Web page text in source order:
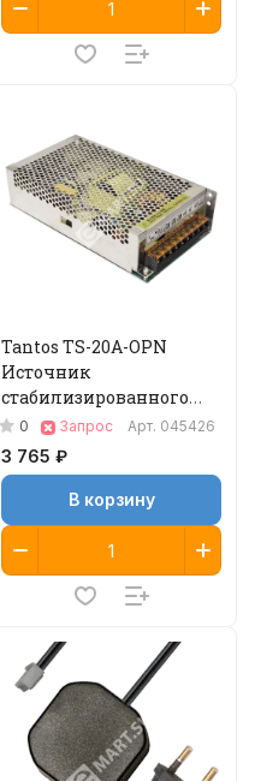
Tantos TS-20A-OPN
Источник
стабилизированного
питания
0 Запрос Арт. 045426
3 765 ₽
В корзину